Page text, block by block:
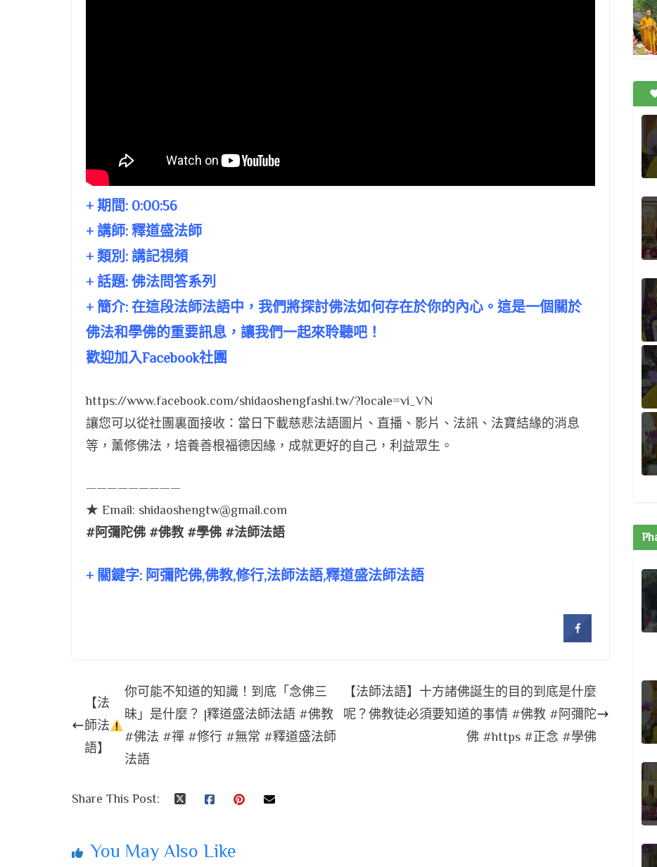
+ 期間: 0:00:56
+ 講師: 釋道盛法師
+ 類別: 講記視頻
+ 話題: 佛法問答系列
+ 簡介: 在這段法師法語中，我們將探討佛法如何存在於你的內心。這是一個關於
佛法和學佛的重要訊息，讓我們一起來聆聽吧！
歡迎加入Facebook社團
https://www.facebook.com/shidaoshengfashi.tw/?locale=vi_VN
讓您可以從社團裏面接收：當日下載慈悲法語圖片、直播、影片、法訊、法寶結緣的消息
等，薰修佛法，培養善根福德因緣，成就更好的自己，利益眾生。
—————————
★ Email: shidaoshengtw@gmail.com
#阿彌陀佛 #佛教 #學佛 #法師法語
+ 關鍵字: 阿彌陀佛,佛教,修行,法師法語,釋道盛法師法語
【法
師法
語】
你可能不知道的知識！到底「念佛三
昧」是什麼？ |釋道盛法師法語 #佛教
#佛法 #禪 #修行 #無常 #釋道盛法師
法語
【法師法語】十方諸佛誕生的目的到底是什麼
呢？佛教徒必須要知道的事情 #佛教 #阿彌陀
佛 #https #正念 #學佛
Share This Post:
You May Also Like